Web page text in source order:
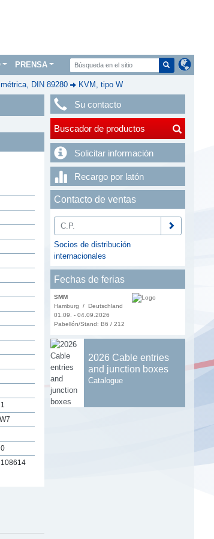
PRENSA
DIN 89280 KVM, tipo W
Su contacto
Buscador de productos
Solicitar información
Recargo por latón
Contacto de ventas
Socios de distribución
internacionales
Fechas de ferias
SMM
Hamburg / Deutschland
01.09. - 04.09.2026
Pabellón/Stand: B6 / 212
2026 Cable entries
and junction boxes
Catalogue